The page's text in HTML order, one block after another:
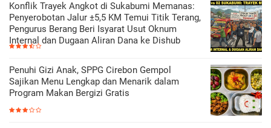
Konflik Trayek Angkot di Sukabumi Memanas:
Penyerobotan Jalur ±5,5 KM Temui Titik Terang,
Pengurus Berang Beri Isyarat Usut Oknum
Internal dan Dugaan Aliran Dana ke Dishub
Penuhi Gizi Anak, SPPG Cirebon Gempol
Sajikan Menu Lengkap dan Menarik dalam
Program Makan Bergizi Gratis